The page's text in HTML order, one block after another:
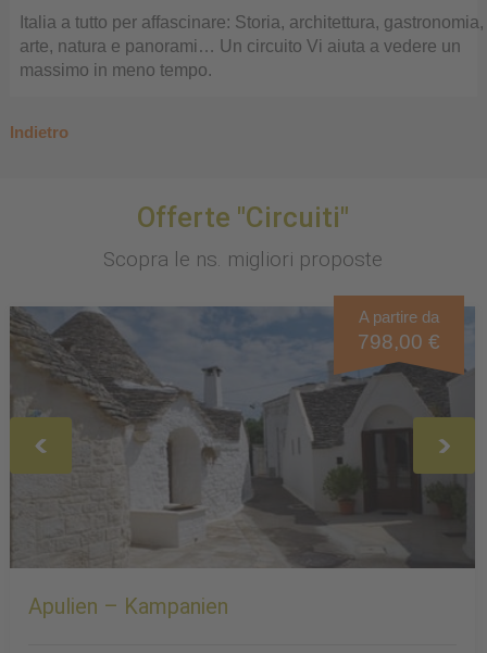
Italia a tutto per affascinare: Storia, architettura, gastronomia,
arte, natura e panorami… Un circuito Vi aiuta a vedere un
massimo in meno tempo.
Indietro
Offerte "Circuiti"
Scopra le ns. migliori proposte
A partire da
798,00 €
Apulien – Kampanien